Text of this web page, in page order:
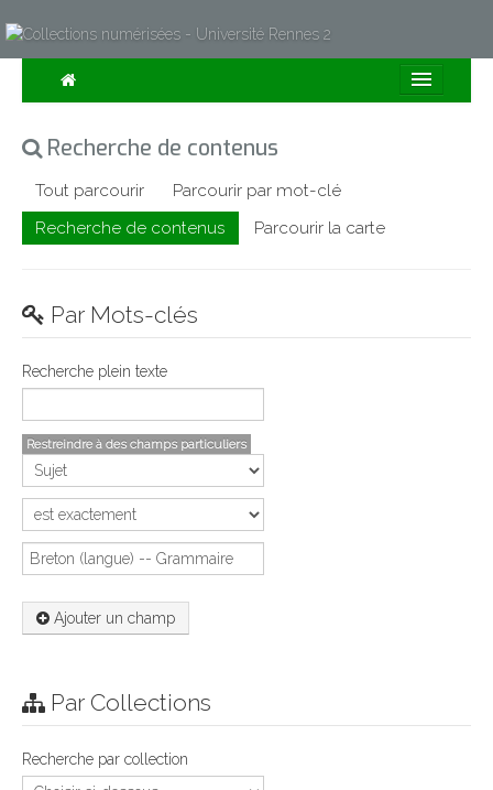
Sur la Carte
Recherche de contenus
Tout parcourir
Parcourir par mot-clé
Recherche de contenus
Parcourir la carte
Par Mots-clés
Recherche plein texte
Restreindre à des champs particuliers
Ajouter un champ
Par Collections
Recherche par collection